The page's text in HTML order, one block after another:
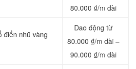
80.000 ₫/m dài
điển nhũ vàng
Dao động từ
80.000 ₫/m dài –
90.000 ₫/m dài